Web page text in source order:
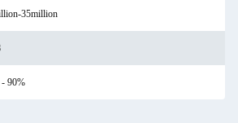
35million
90%